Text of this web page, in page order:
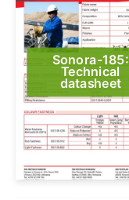
Sonora-185:
Technical
datasheet